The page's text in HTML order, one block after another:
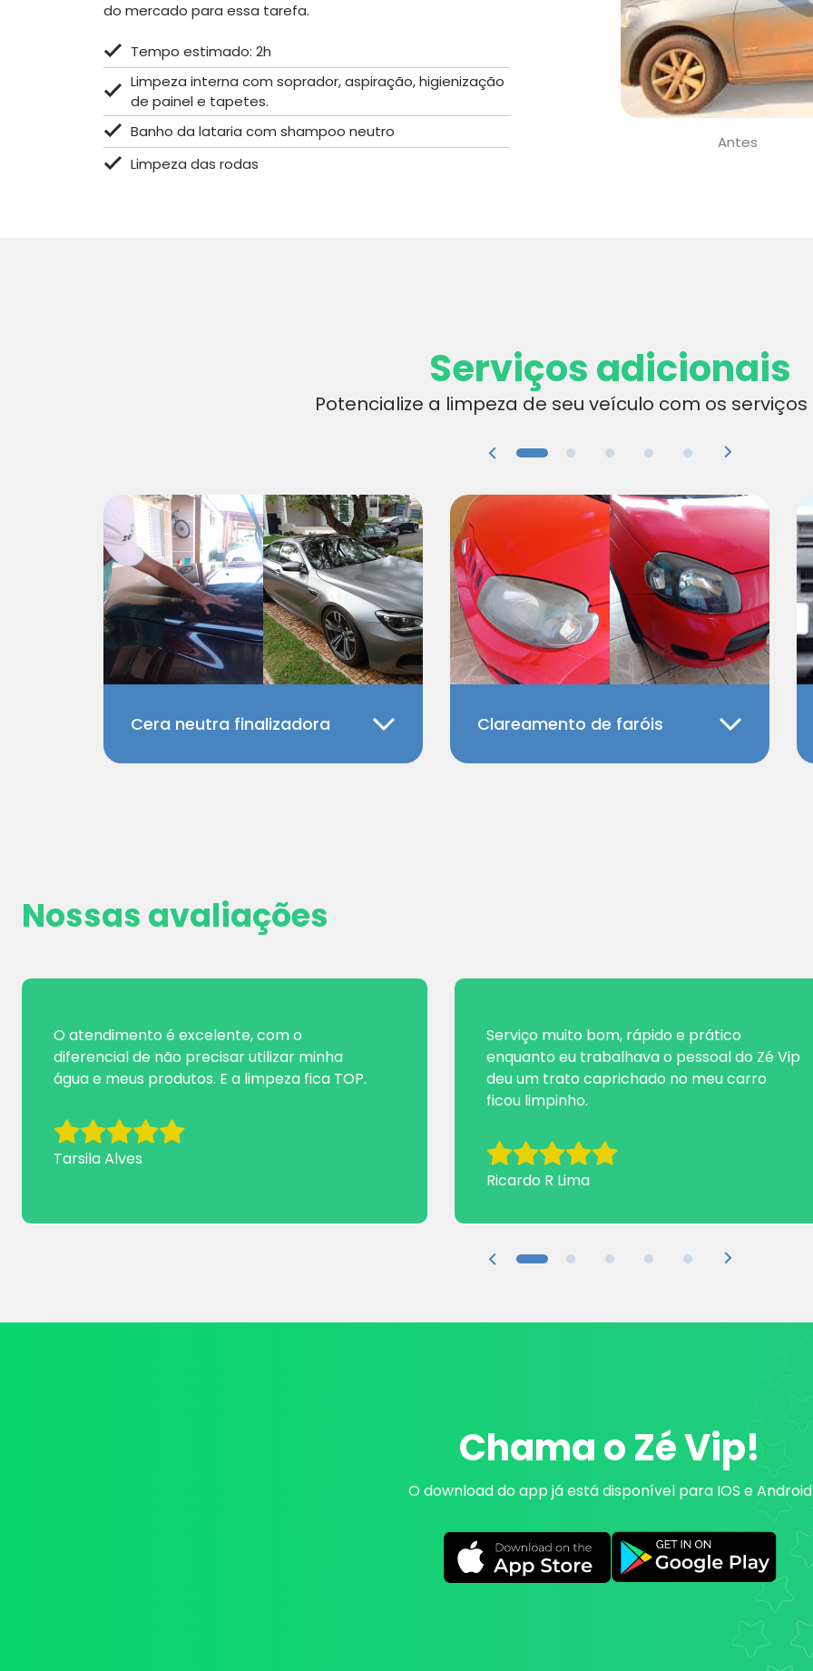
Antes
do mercado para essa tarefa.
Tempo estimado: 2h
Limpeza interna com soprador, aspiração, higienização
de painel e tapetes.
Banho da lataria com shampoo neutro
Limpeza das rodas
Serviços adicionais
Potencialize a limpeza de seu veículo com os
Cera neutra finalizadora Clareamento de faróis
Nossas avaliações
O atendimento é excelente, com o
diferencial de não precisar utilizar minha
água e meus produtos. E a limpeza fica TOP.
Tarsila Alves
Serviço muito bom, rápido e prático
enquanto eu trabalhava o pessoal do Zé Vip
deu um trato caprichado no meu carro
ficou limpinho.
Ricardo R Lima
Chama oZé Vip!
O download do app já está disponível para IOS e Android